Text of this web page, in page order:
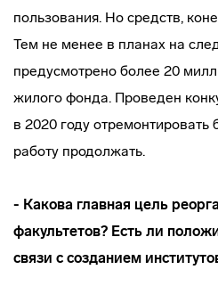
пользования. Но средств,
Тем не менее в планах на
предусмотрено более 20
жилого фонда. Проведен
в 2020 году отремонтировать
работу продолжать.
- Какова главная цель
факультетов? Есть ли
связи с созданием